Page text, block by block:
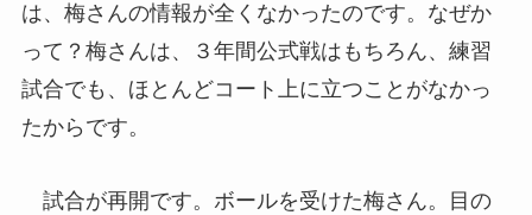
は、梅さんの情報が全くなかったのです。なぜか
って？梅さんは、３年間公式戦はもちろん、練習
試合でも、ほとんどコート上に立つことがなかっ
たからです。
試合が再開です。ボールを受けた梅さん。目の